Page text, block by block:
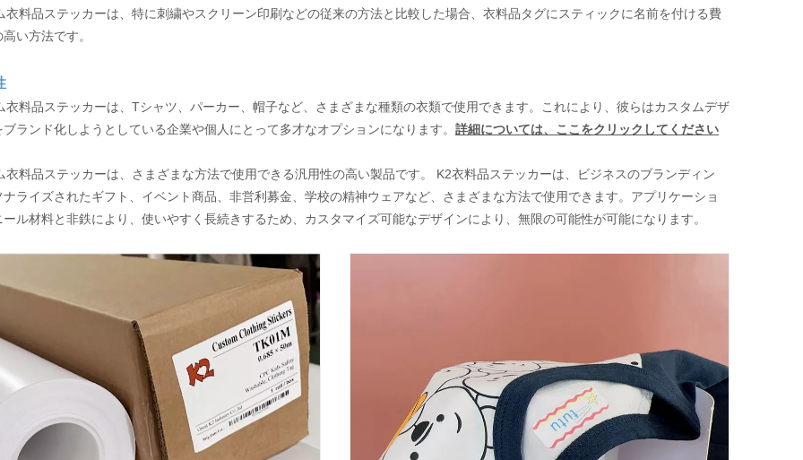
衣料品ステッカーは、特に刺繍やスクリーン印刷などの従来の方法と比較した場合、衣料品タグにスティックに名前を付ける費
い方法です。
衣料品ステッカーは、Tシャツ、パーカー、帽子など、さまざまな種類の衣類で使用できます。これにより、彼らはカスタムデザ
ランド化しようとしている企業や個人にとって多才なオプションになります。 詳細については、ここをクリックしてください
衣料品ステッカーは、さまざまな方法で使用できる汎用性の高い製品です。 K2衣料品ステッカーは、ビジネスのブランディン
ライズされたギフト、イベント商品、非営利募金、学校の精神ウェアなど、さまざまな方法で使用できます。アプリケーショ
ール材料と非鉄により、使いやすく長続きするため、カスタマイズ可能なデザインにより、無限の可能性が可能になります。